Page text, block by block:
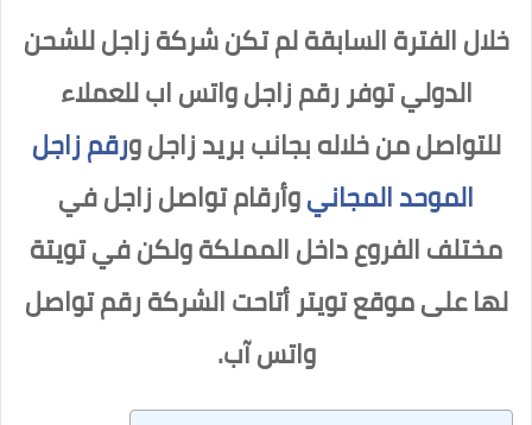
خلال الفترة السابقة لم تكن شركة زاجل للشحن
الدولي توفر رقم زاجل واتس اب للعملاء
للتواصل من خلاله بجانب بريد زاجل ورقم زاجل
الموحد المجانيوأرقام تواصل زاجل في
مختلف الفروع داخل المملكة ولكن في تويتة
لها على موقع تويتر أتاحت الشركة رقم تواصل
واتس آب.